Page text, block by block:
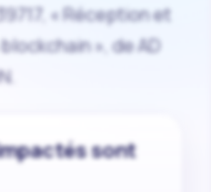
« Réception et
», de AD
sont